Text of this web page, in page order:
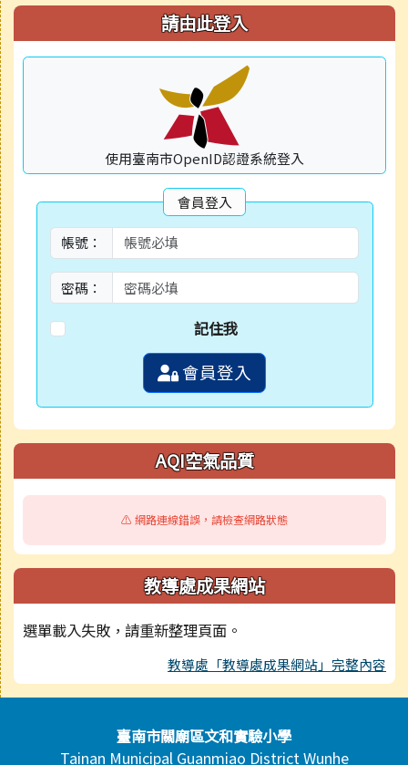
右邊區域內容 請由此登入
使用臺南市OpenID認證系統登入
會員登入
帳號：
密碼：
記住我
會員登入
AQI空氣品質
⚠️ 網路連線錯誤，請檢查網路狀態
教導處成果網站
選單載入失敗，請重新整理頁面。
教導處「教導處成果網站」完整內容
頁尾區域內容臺南市關廟區文和實驗小學
Tainan Municipal Guanmiao District Wunhe